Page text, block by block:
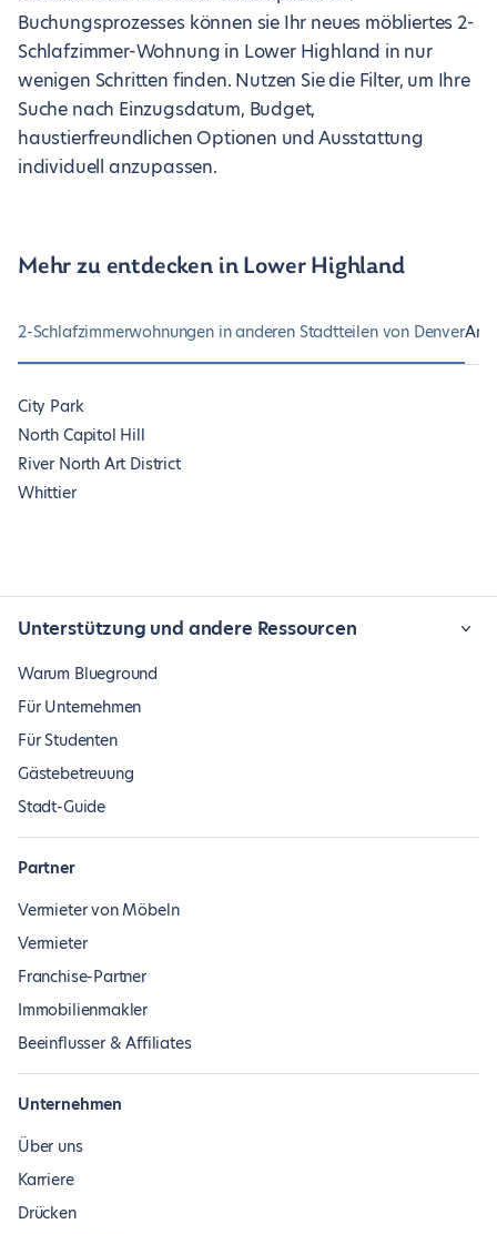
Buchungsprozesses können sie Ihr neues möbliertes 2-
Schlafzimmer-Wohnung in Lower Highland in nur
wenigen Schritten finden. Nutzen Sie die Filter, um Ihre
Suche nach Einzugsdatum, Budget,
haustierfreundlichen Optionen und Ausstattung
individuell anzupassen.
Mehr zu entdecken in Lower Highland
2-Schlafzimmerwohnungen in anderen Stadtteilen von Denver
City Park
North Capitol Hill
River North Art District
Whittier
Unterstützung und andere Ressourcen
Warum Blueground
Für Unternehmen
Für Studenten
Gästebetreuung
Stadt-Guide
Partner
Vermieter von Möbeln
Vermieter
Franchise-Partner
Immobilienmakler
Beeinflusser & Affiliates
Unternehmen
Über uns
Karriere
Drücken